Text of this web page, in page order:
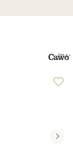
5 Sternen